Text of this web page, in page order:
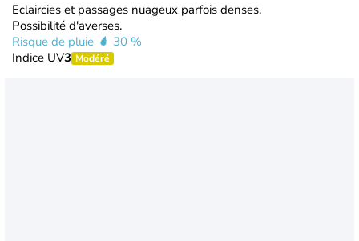
Eclaircies et passages nuageux parfois denses.
Possibilité d'averses.
Risque de pluie
30 %
Indice UV3 Modéré